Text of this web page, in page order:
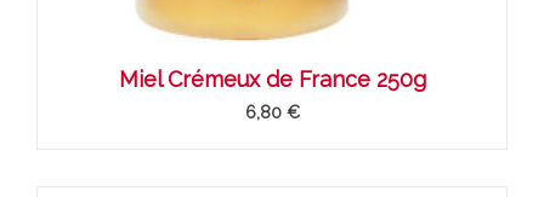
Miel Crémeux de France 250g
6,80 €